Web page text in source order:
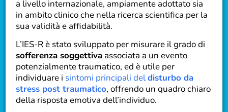
a livello internazionale, ampiamente adottato sia
in ambito clinico che nella ricerca scientifica per la
sua validità e affidabilità.
L’IES-R è stato sviluppato per misurare il grado di
sofferenza soggettiva associata a un evento
potenzialmente traumatico, ed è utile per
individuare i sintomi principali deldisturbo da
stress post traumatico, offrendo un quadro chiaro
della risposta emotiva dell’individuo.